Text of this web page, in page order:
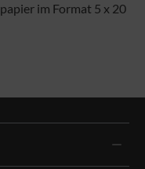
im Format 5 x 20